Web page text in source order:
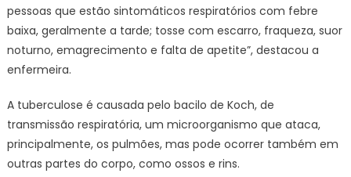
pessoas que estão sintomáticos respiratórios com febre
baixa, geralmente a tarde; tosse com escarro, fraqueza, suor
noturno, emagrecimento e falta de apetite”, destacou a
enfermeira.
A tuberculose é causada pelo bacilo de Koch, de
transmissão respiratória, um microorganismo que ataca,
principalmente, os pulmões, mas pode ocorrer também em
outras partes do corpo, como ossos e rins.